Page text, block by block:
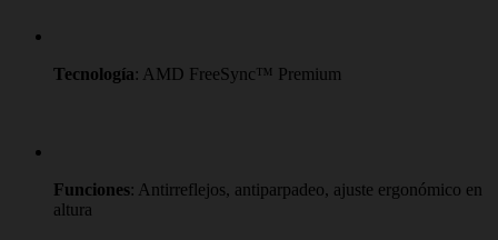
Tecnología: AMD FreeSync™ Premium
Funciones: Antirreflejos, antiparpadeo, ajuste ergonómico en
altura